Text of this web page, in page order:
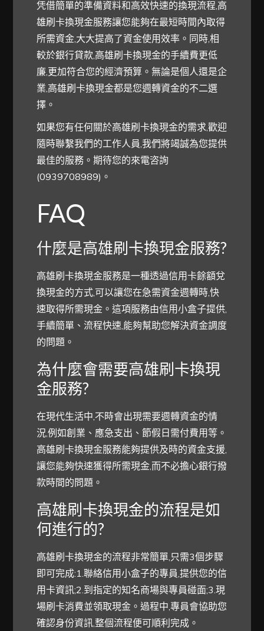
凭借簡單的準備資料和高效快速的換現流程,高
雄刷卡換現金服務讓您能夠在最短時間內取得
所需資金,大大提高了資金使用效率。同時,相
較於銀行貸款,高雄刷卡換現金的手續費更低
廉,更加符合您的經濟預算。無論是個人還是企
業,高雄刷卡換現金都是您週轉資金的不二選
擇。
如果您有任何關於高雄刷卡換現金的需求,歡迎
隨時聯繫我們的工作人員,我們將竭誠為您提供
最佳的服務。期待您的來電咨詢
(0939708989)。
FAQ
什麼是高雄刷卡換現金服務?
高雄刷卡換現金服務是一種透過信用卡餘額兌
換現金的方式,可以讓您在急需資金週轉時,快
速取得所需現金。這項服務由信用小盒子提供,
手續簡單、流程快速,能夠幫助您解決資金調度
的問題。
為什麼會需要高雄刷卡換現
金服務?
在現代生活中,不時會出現需要週轉資金的情
況,例如創業、應急支出、節假日需付費用等。
高雄刷卡換現金服務能夠提供及時的資金支援,
讓您能夠快速獲得所需現金,而不必擔心銀行撥
款時間的問題。
高雄刷卡換現金的流程是如
何進行的?
高雄刷卡換現金的流程非常簡單,只需3個步驟
即可完成:1.聯絡信用小盒子的專員,提供您的信
用卡資訊;2.到指定的知名商場與專員碰面;3.現
場刷卡消費並領取現金。過程中,專員會協助您
確認身份資訊,整個流程便可順利完成。